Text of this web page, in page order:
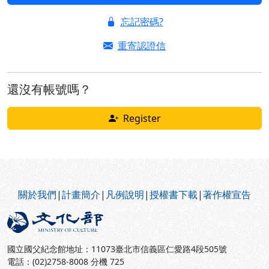
忘記密碼?
重寄認證信
還沒有帳號嗎？
Register
關於我們|計畫簡介| 凡例說明|授權書下載|著作權宣告
國立國父紀念館地址：11073臺北市信義區仁愛路4段505號
電話：(02)2758-8008 分機 725